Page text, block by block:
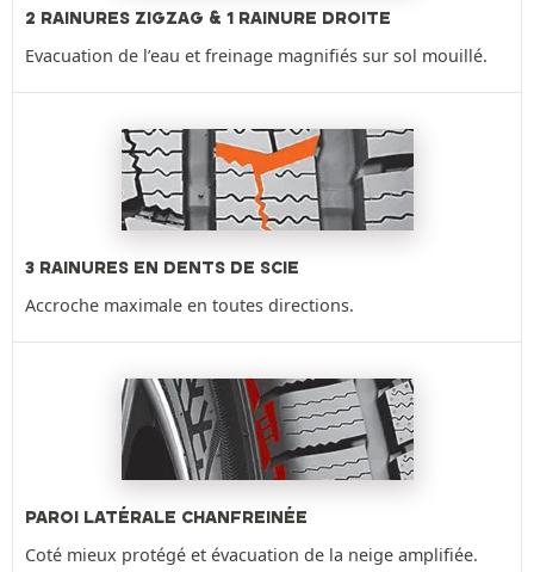
2 RAINURES ZIGZAG & 1 RAINURE DROITE
Evacuation de l’eau et freinage magnifiés sur sol mouillé.
3 RAINURES EN DENTS DE SCIE
Accroche maximale en toutes directions.
PAROI LATÉRALE CHANFREINÉE
Coté mieux protégé et évacuation de la neige amplifiée.